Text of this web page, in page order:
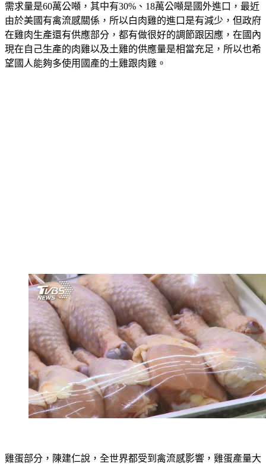
需求量是60萬公噸，其中有30%、18萬公噸是國外進口，最近
由於美國有禽流感關係，所以白肉雞的進口是有減少，但政府
在雞肉生產還有供應部分，都有做很好的調節跟因應，在國內
現在自己生產的肉雞以及土雞的供應量是相當充足，所以也希
望國人能夠多使用國產的土雞跟肉雞。
雞蛋部分，陳建仁說，全世界都受到禽流感影響，雞蛋產量大